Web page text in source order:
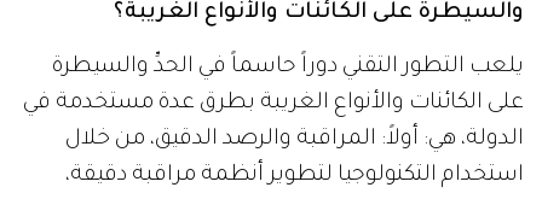
والسيطرة على الكائنات والأنواع الغريبة؟
يلعب التطور التقني دوراً حاسماً في الحدِّ والسيطرة
على الكائنات والأنواع الغريبة بطرق عدة مستخدمة في
الدولة، هي: أولاً: المراقبة والرصد الدقيق، من خلال
استخدام التكنولوجيا لتطوير أنظمة مراقبة دقيقة،